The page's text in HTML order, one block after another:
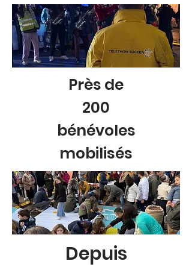
Près de
200
bénévoles
mobilisés
Depuis